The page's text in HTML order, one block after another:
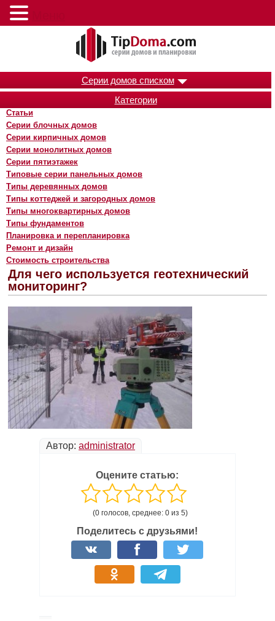
Серии домов списком
Категории
Статьи
Серии блочных домов
Серии кирпичных домов
Серии монолитных домов
Серии пятиэтажек
Типовые серии панельных домов
Типы деревянных домов
Типы коттеджей и загородных домов
Типы многоквартирных домов
Типы фундаментов
Планировка и перепланировка
Ремонт и дизайн
Стоимость строительства
Для чего используется геотехнический
мониторинг?
Автор: administrator
Оцените статью:
(0 голосов, среднее: 0 из 5)
Поделитесь с друзьями!